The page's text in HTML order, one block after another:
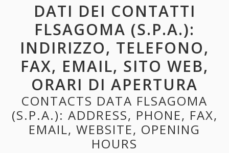
DATI DEI CONTATTI
FLSAGOMA (S.P.A.):
INDIRIZZO, TELEFONO,
FAX, EMAIL, SITO WEB,
ORARI DI APERTURA
CONTACTS DATA FLSAGOMA
(S.P.A.): ADDRESS, PHONE, FAX,
EMAIL, WEBSITE, OPENING
HOURS